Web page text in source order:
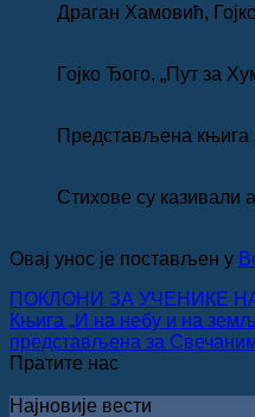
Драган Хамовић,
Гојко Ђого, „Пут за
Представљена књига
Стихове су казивали
Овај унос је постављен у
ПОКЛОНИ ЗА УЧЕНИКЕ
Књига „И на небу и на
представљена за
Пратите нас
Најновије вести